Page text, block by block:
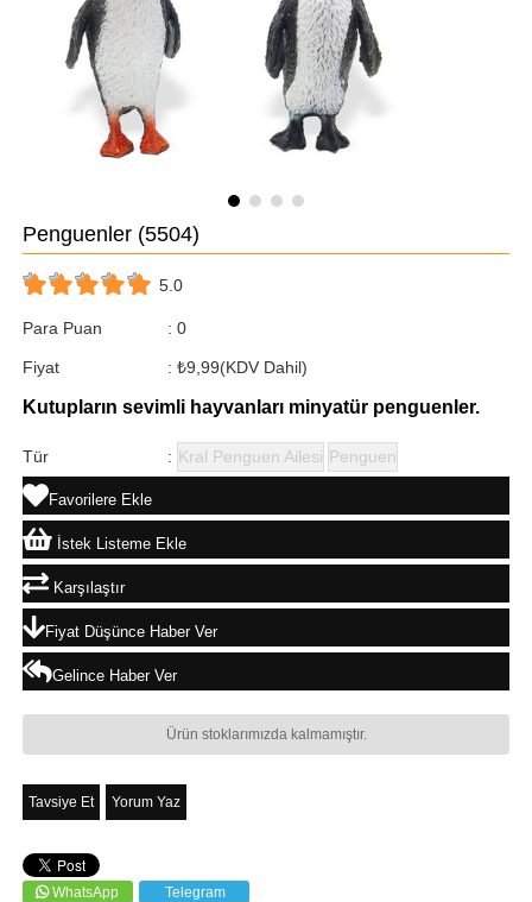
Penguenler (5504)
5.0
Para Puan : 0
Fiyat : ₺9,99(KDV Dahil)
Kutupların sevimli hayvanları minyatür penguenler.
Tür : Kral Penguen Ailesi Penguen
Favorilere Ekle
İstek Listeme Ekle
Karşılaştır
Fiyat Düşünce Haber Ver
Gelince Haber Ver
Ürün stoklarımızda kalmamıştır.
Tavsiye Et Yorum Yaz
WhatsApp Telegram